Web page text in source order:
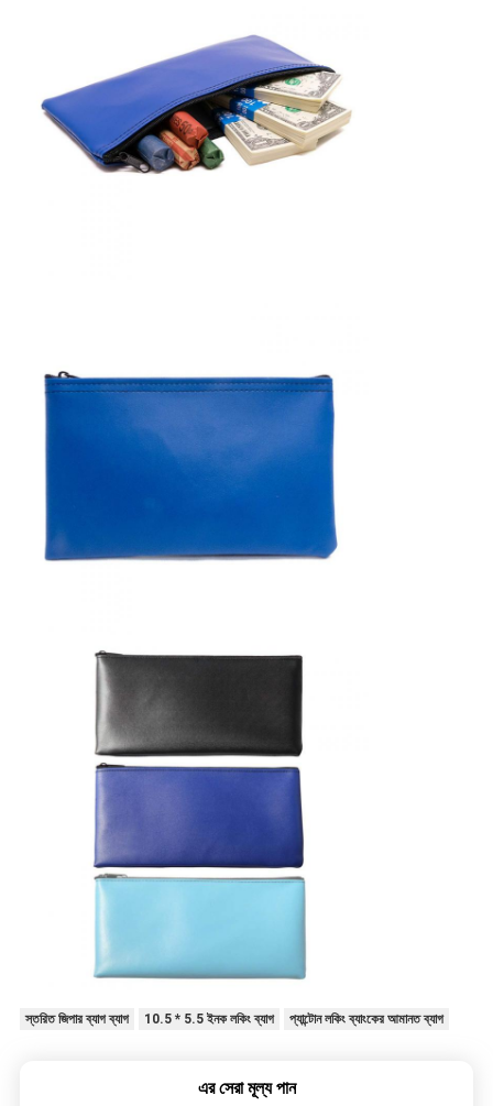
স্তরিত জিপার ব্যাগ ব্যাগ 10.5 * 5.5 ইনক লকিং ব্যাগ প্যান্টোন লকিং ব্যাংকের আমানত ব্যাগ
এর সেরা মূল্য পান